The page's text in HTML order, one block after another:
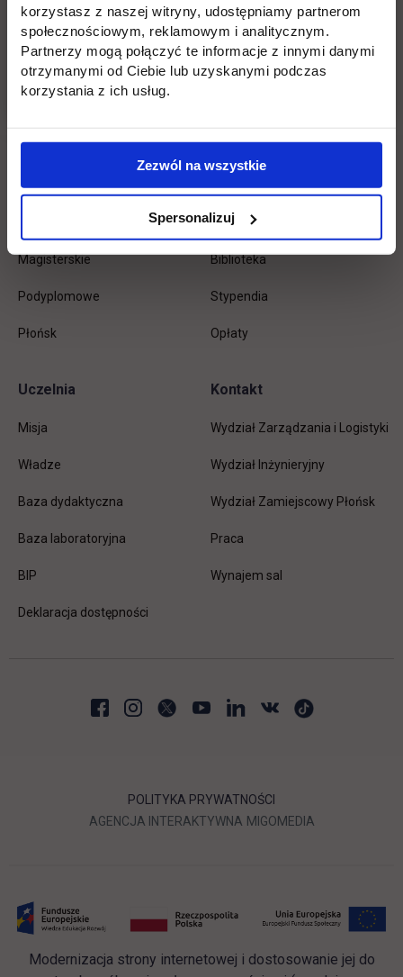
korzystasz z naszej witryny, udostępniamy partnerom
społecznościowym, reklamowym i analitycznym.
Partnerzy mogą połączyć te informacje z innymi danymi
otrzymanymi od Ciebie lub uzyskanymi podczas
korzystania z ich usług.
Zezwól na wszystkie
Spersonalizuj
Lokacja: Aula C przy ul. Sienkiewicza 8 w Płońsku
Pomiń
Informacje w stopce
Edukacja
Licencjackie
Magisterskie
Podyplomowe
Płońsk
Student
Wirtualna uczelnia
Dziekanat
Biblioteka
Stypendia
Opłaty
Uczelnia
Misja
Władze
Baza dydaktyczna
Baza laboratoryjna
BIP
Deklaracja dostępności
Kontakt
Wydział Zarządzania i Logistyki
Wydział Inżynieryjny
Wydział Zamiejscowy Płońsk
Praca
Wynajem sal
POLITYKA PRYWATNOŚCI
AGENCJA INTERAKTYWNA LINK OTWIERA SIĘ W
MIGOMEDIA
Modernizacja strony internetowej i dostosowanie jej do